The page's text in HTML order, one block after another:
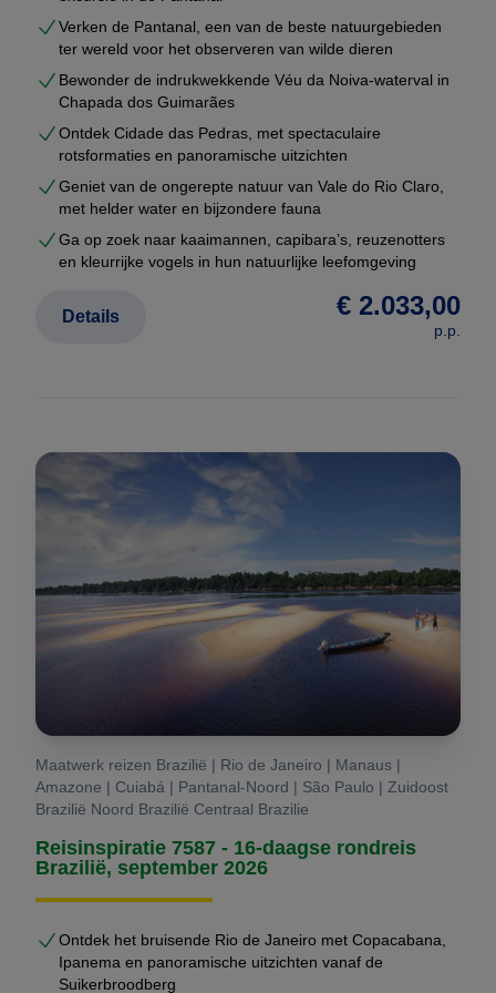
Vraag uw maatwerkreis aan
Vraag dan uw persoonlijke reisvoorstel aan. U
ontvangt een complete route met prijzen, hotels en
logistiek — volledig vrijblijvend.
Verken de Pantanal, een van de beste natuurgebieden
ter wereld voor het observeren van wilde dieren
Bewonder de indrukwekkende Véu da Noiva-waterval in
Chapada dos Guimarães
Ontdek Cidade das Pedras, met spectaculaire
rotsformaties en panoramische uitzichten
Geniet van de ongerepte natuur van Vale do Rio Claro,
met helder water en bijzondere fauna
Ga op zoek naar kaaimannen, capibara’s, reuzenotters
en kleurrijke vogels in hun natuurlijke leefomgeving
€ 2.033,00
p.p.
Details
Maatwerk reizen Brazilië | Rio de Janeiro | Manaus |
Amazone | Cuiabá | Pantanal-Noord | São Paulo | Zuidoost
Brazilië Noord Brazilië Centraal Brazilie
Reisinspiratie 7587 - 16-daagse rondreis
Brazilië, september 2026
Ontdek het bruisende Rio de Janeiro met Copacabana,
Ipanema en panoramische uitzichten vanaf de
Suikerbroodberg